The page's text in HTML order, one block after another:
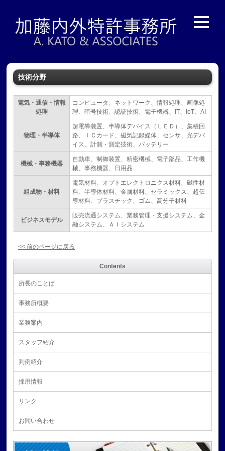
技術分野
電気・通信・情報
処理
コンピュータ、ネットワーク、情報処理、画像処
理、暗号技術、認証技術、電子機器、IT、IoT、AI
物理・半導体
超電導装置、半導体デバイス（ＬＥＤ）、集積回
路、ＩＣカード、磁気記録媒体、センサ、光デバ
イス、計測・測定技術、バッテリー
機械・事務機器
自動車、制御装置、精密機械、電子部品、工作機
械、事務機器、日用品
組成物・材料
電気材料、オプトエレクトロニクス材料、磁性材
料、半導体材料、金属材料、セラミックス、超伝
導材料、プラスチック、ゴム、高分子材料
ビジネスモデル
販売流通システム、業務管理・支援システム、金
融システム、ＡＩシステム
<< 前のページに戻る
Contents
所長のことば
事務所概要
業務案内
スタッフ紹介
判例紹介
採用情報
リンク
お問い合わせ